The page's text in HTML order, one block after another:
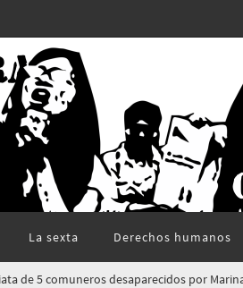
La sexta Derechos humanos
de 5 comuneros desaparecidos por